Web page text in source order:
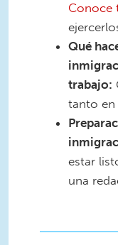
Conoce
Qué
trabajo:
tanto en
estar
una